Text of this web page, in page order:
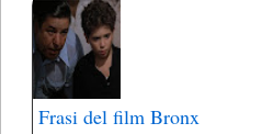
Frasi del film Bronx